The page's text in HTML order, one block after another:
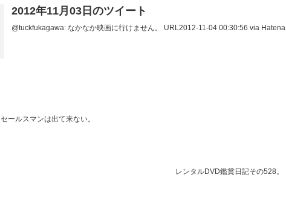
2012年11月03日のツイート
@tuckfukagawa: なかなか映画に行けません。 URL2012-11-04 00:30:56 via Hatena
セールスマンは出て来ない。
レンタルDVD鑑賞日記その528。